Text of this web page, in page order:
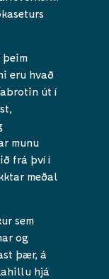
eru hvað
út í
munu
frá því í
meðal
sem
og
þær, á
hjá